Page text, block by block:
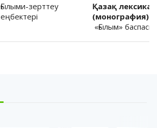
Ғылыми-зерттеу
еңбектері
Қазақ
(монография) .
«Ғылым»